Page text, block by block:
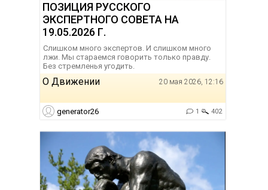
ПОЗИЦИЯ РУССКОГО
ЭКСПЕРТНОГО СОВЕТА НА
19.05.2026 Г.
Слишком много экспертов. И слишком много
лжи. Мы стараемся говорить только правду.
Без стремленья угодить.
О Движении 20 мая 2026, 12:16
generator26 1 402